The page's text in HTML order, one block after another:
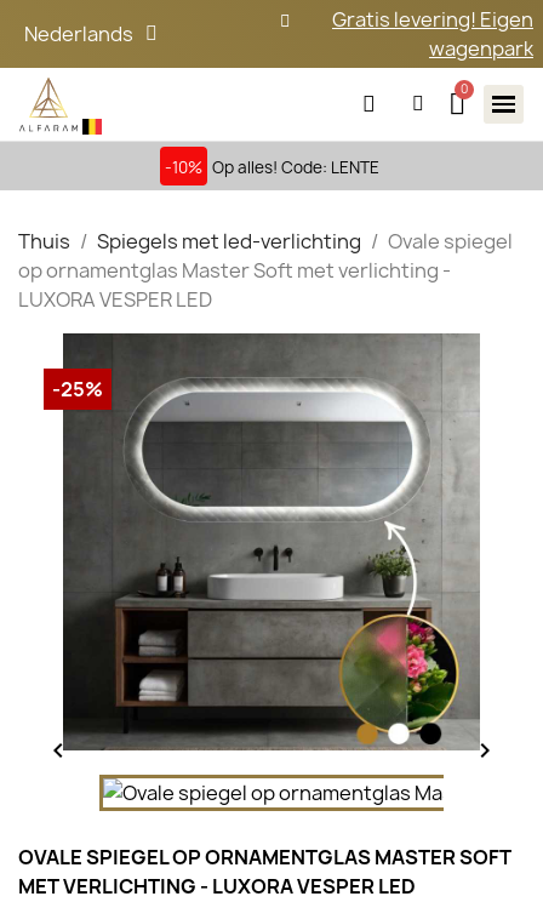
Nederlands
Gratis levering! Eigen
wagenpark
-10% Op alles! Code: LENTE
Thuis Spiegels met led-verlichting
Ovale spiegel
op ornamentglas Master Soft met verlichting -
LUXORA VESPER LED
-25%
 
OVALE SPIEGEL OP ORNAMENTGLAS MASTER SOFT
MET VERLICHTING - LUXORA VESPER LED